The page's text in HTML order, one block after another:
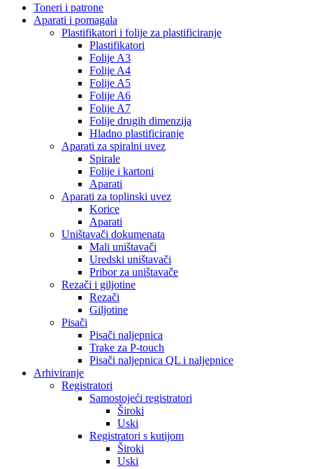
Toneri i patrone
Aparati i pomagala
Plastifikatori i folije za plastificiranje
Plastifikatori
Folije A3
Folije A4
Folije A5
Folije A6
Folije A7
Folije drugih dimenzija
Hladno plastificiranje
Aparati za spiralni uvez
Spirale
Folije i kartoni
Aparati
Aparati za toplinski uvez
Korice
Aparati
Uništavači dokumenata
Mali uništavači
Uredski uništavači
Pribor za uništavače
Rezači i giljotine
Rezači
Giljotine
Pisači
Pisači naljepnica
Trake za P-touch
Pisači naljepnica QL i naljepnice
Arhiviranje
Registratori
Samostojeći registratori
Široki
Uski
Registratori s kutijom
Široki
Uski